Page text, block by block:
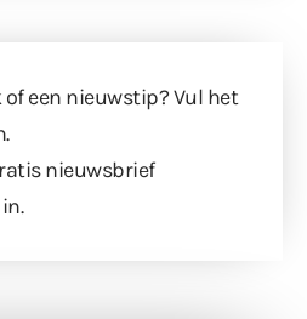
of een nieuwstip? Vul het
nieuwsbrief
.